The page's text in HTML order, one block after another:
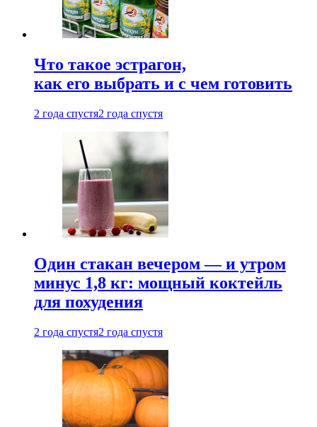
Что такое эстрагон,
как его выбрать и с чем готовить
2 года спустя2 года спустя
Один стакан вечером — и утром
минус 1,8 кг: мощный коктейль
для похудения
2 года спустя2 года спустя